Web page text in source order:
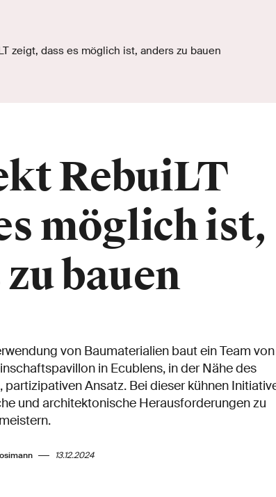
zeigt, dass es möglich ist, anders zu bauen
RebuiLT
möglich ist,
bauen
von Baumaterialien baut ein Team von
in Ecublens, in der Nähe des
Ansatz. Bei dieser kühnen
und architektonische Herausforderungen zu
meistern.
13.12.2024